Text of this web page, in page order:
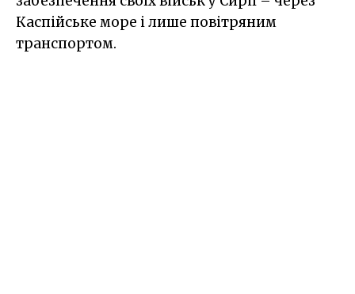
Каспійське море і лише повітряним
транспортом.